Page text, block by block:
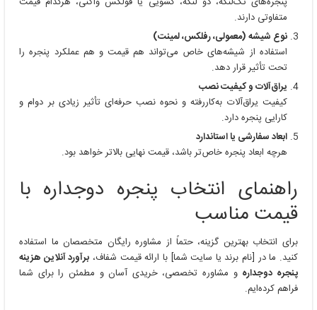
متفاوتی دارند.
نوع شیشه (معمولی، رفلکس، لمینت)
استفاده از شیشه‌های خاص می‌تواند هم قیمت و هم عملکرد پنجره را
تحت تأثیر قرار دهد.
یراق‌آلات و کیفیت نصب
کیفیت یراق‌آلات به‌کاررفته و نحوه نصب حرفه‌ای تأثیر زیادی بر دوام و
کارایی پنجره دارد.
ابعاد سفارشی یا استاندارد
هرچه ابعاد پنجره خاص‌تر باشد، قیمت نهایی بالاتر خواهد بود.
راهنمای انتخاب پنجره دوجداره با
قیمت مناسب
برای انتخاب بهترین گزینه، حتماً از مشاوره رایگان متخصصان ما استفاده
کنید. ما در [نام برند یا سایت شما] با ارائه قیمت شفاف، برآورد آنلاین هزینه
پنجره دوجداره و مشاوره تخصصی، خریدی آسان و مطمئن را برای شما
فراهم کرده‌ایم.